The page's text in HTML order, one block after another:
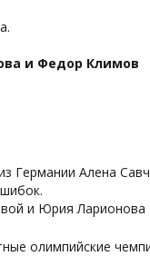
и Федор Климов
Германии Алена
и Юрия Ларионова
олимпийские